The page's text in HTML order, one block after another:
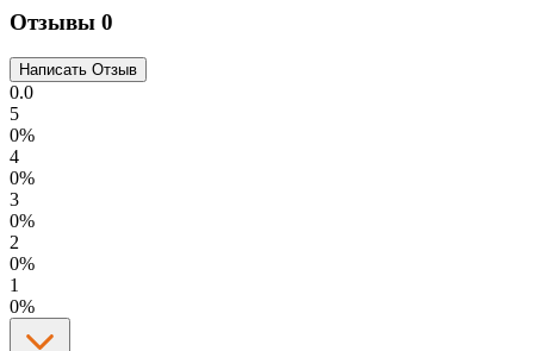
Отзывы 0
0.0
5
0%
4
0%
3
0%
2
0%
1
0%